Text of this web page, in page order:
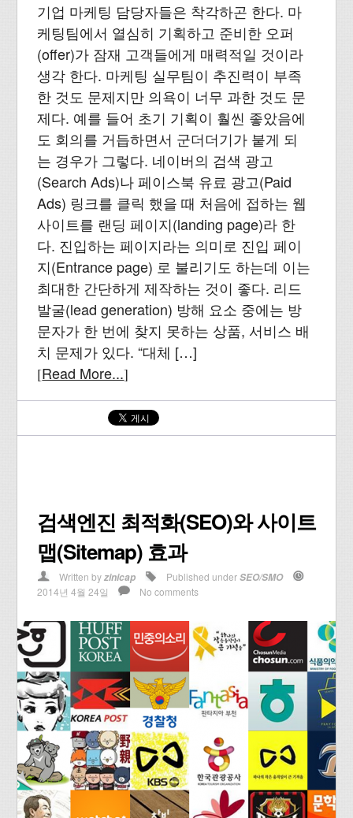
기업 마케팅 담당자들은 착각하곤 한다. 마
케팅팀에서 열심히 기획하고 준비한 오퍼
(offer)가 잠재 고객들에게 매력적일 것이라
생각 한다. 마케팅 실무팀이 추진력이 부족
한 것도 문제지만 의욕이 너무 과한 것도 문
제다. 예를 들어 초기 기획이 훨씬 좋았음에
도 회의를 거듭하면서 군더더기가 붙게 되
는 경우가 그렇다. 네이버의 검색 광고
(Search Ads)나 페이스북 유료 광고(Paid
Ads) 링크를 클릭 했을 때 처음에 접하는 웹
사이트를 랜딩 페이지(landing page)라 한
다. 진입하는 페이지라는 의미로 진입 페이
지(Entrance page) 로 불리기도 하는데 이는
최대한 간단하게 제작하는 것이 좋다. 리드
발굴(lead generation) 방해 요소 중에는 방
문자가 한 번에 찾지 못하는 상품, 서비스 배
치 문제가 있다. “대체 […]
[Read More...]
검색엔진 최적화(SEO)와 사이트
맵(Sitemap) 효과
Written byzinicap Published underSEO/SMO
2014년 4월 24일
No comments